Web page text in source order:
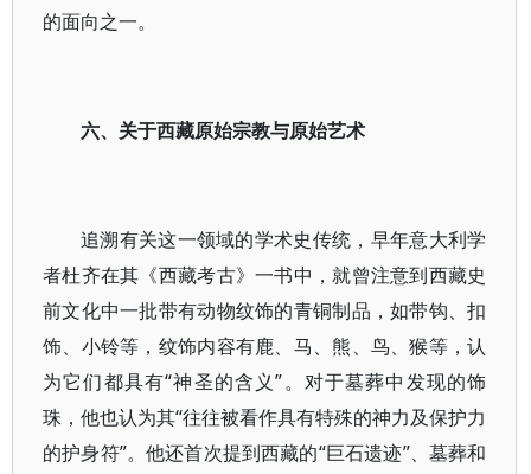
的面向之一。
六、关于西藏原始宗教与原始艺术
追溯有关这一领域的学术史传统，早年意大利学
者杜齐在其《西藏考古》一书中，就曾注意到西藏史
前文化中一批带有动物纹饰的青铜制品，如带钩、扣
饰、小铃等，纹饰内容有鹿、马、熊、鸟、猴等，认
为它们都具有“神圣的含义”。对于墓葬中发现的饰
珠，他也认为其“往往被看作具有特殊的神力及保护力
的护身符”。他还首次提到西藏的“巨石遗迹”、墓葬和